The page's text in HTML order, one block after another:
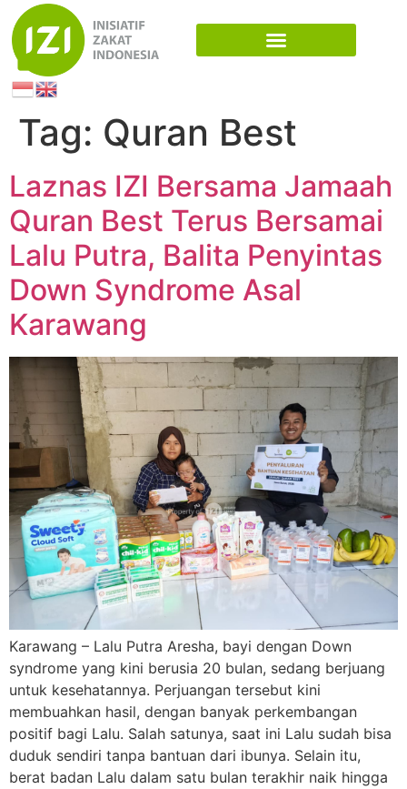
Tag: Quran Best
Laznas IZI Bersama Jamaah
Quran Best Terus Bersamai
Lalu Putra, Balita Penyintas
Down Syndrome Asal
Karawang
Karawang – Lalu Putra Aresha, bayi dengan Down
syndrome yang kini berusia 20 bulan, sedang berjuang
untuk kesehatannya. Perjuangan tersebut kini
membuahkan hasil, dengan banyak perkembangan
positif bagi Lalu. Salah satunya, saat ini Lalu sudah bisa
duduk sendiri tanpa bantuan dari ibunya. Selain itu,
berat badan Lalu dalam satu bulan terakhir naik hingga